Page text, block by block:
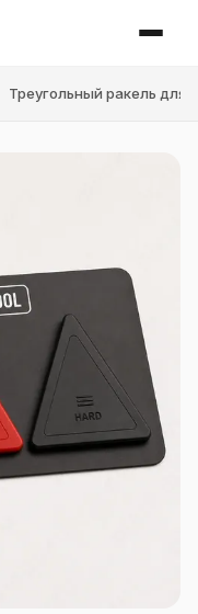
Треугольный ракель для